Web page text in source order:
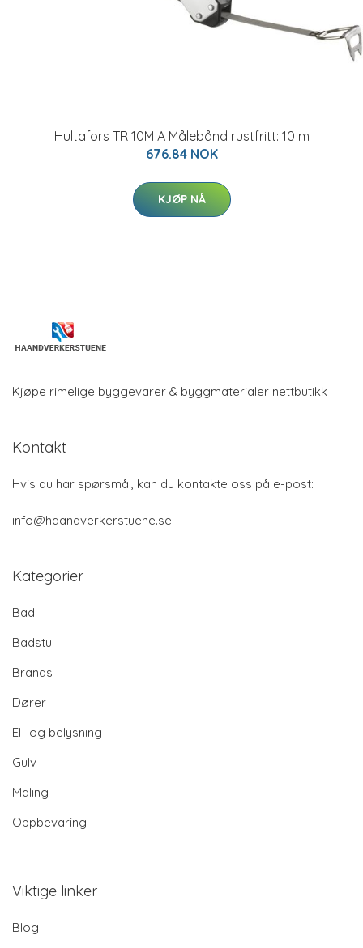
Hultafors TR 10M A Målebånd rustfritt: 10 m
676.84 NOK
KJØP NÅ
Kjøpe rimelige byggevarer & byggmaterialer nettbutikk
Kontakt
Hvis du har spørsmål, kan du kontakte oss på e-post:
info@haandverkerstuene.se
Kategorier
Bad
Badstu
Brands
Dører
El- og belysning
Gulv
Maling
Oppbevaring
Viktige linker
Blog